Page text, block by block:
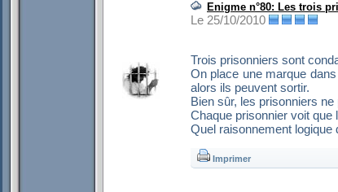
Enigme n°80: Les trois
Le 25/10/2010
Trois prisonniers sont
On place une marque
alors ils peuvent sortir.
Bien sûr, les prisonniers
Chaque prisonnier voit
Quel raisonnement
Imprimer